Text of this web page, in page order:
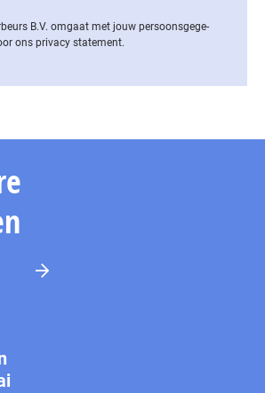
B.V. omgaat met jouw per­soons­ge­ge­
ons privacy statement.